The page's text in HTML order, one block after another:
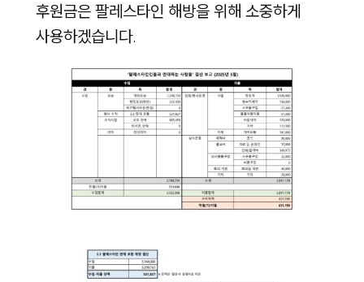
후원금은 팔레스타인 해방을 위해 소중하게
사용하겠습니다.